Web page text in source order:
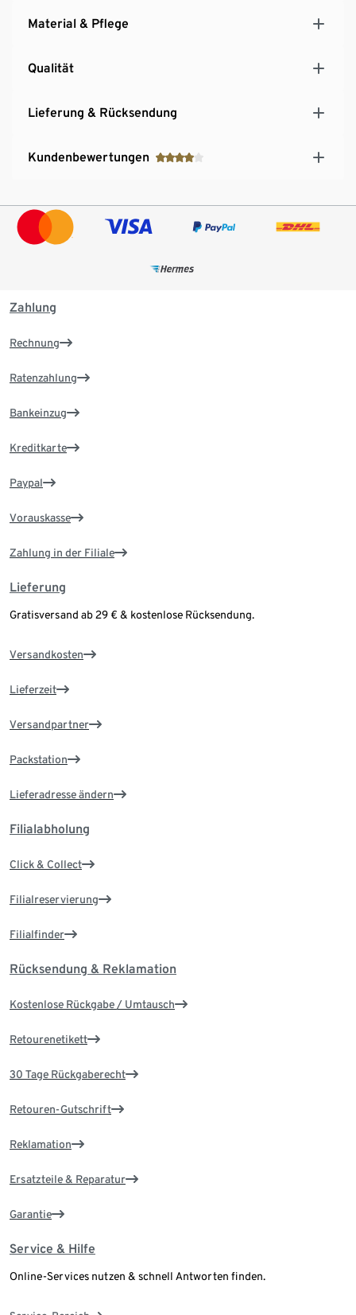
Material & Pflege
Qualität
Lieferung & Rücksendung
Kundenbewertungen
Zahlung
Rechnung
Ratenzahlung
Bankeinzug
Kreditkarte
Paypal
Vorauskasse
Zahlung in der Filiale
Lieferung
Gratisversand ab 29 € & kostenlose Rücksendung.
Versandkosten
Lieferzeit
Versandpartner
Packstation
Lieferadresse ändern
Filialabholung
Click & Collect
Filialreservierung
Filialfinder
Rücksendung & Reklamation
Kostenlose Rückgabe / Umtausch
Retourenetikett
30 Tage Rückgaberecht
Retouren-Gutschrift
Reklamation
Ersatzteile & Reparatur
Garantie
Service & Hilfe
Online-Services nutzen & schnell Antworten finden.